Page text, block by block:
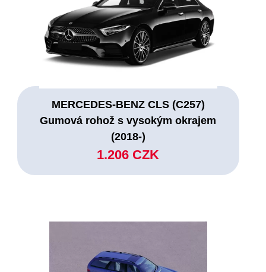
MERCEDES-BENZ CLS (C257)
Gumová rohož s vysokým okrajem
(2018-)
1.206 CZK